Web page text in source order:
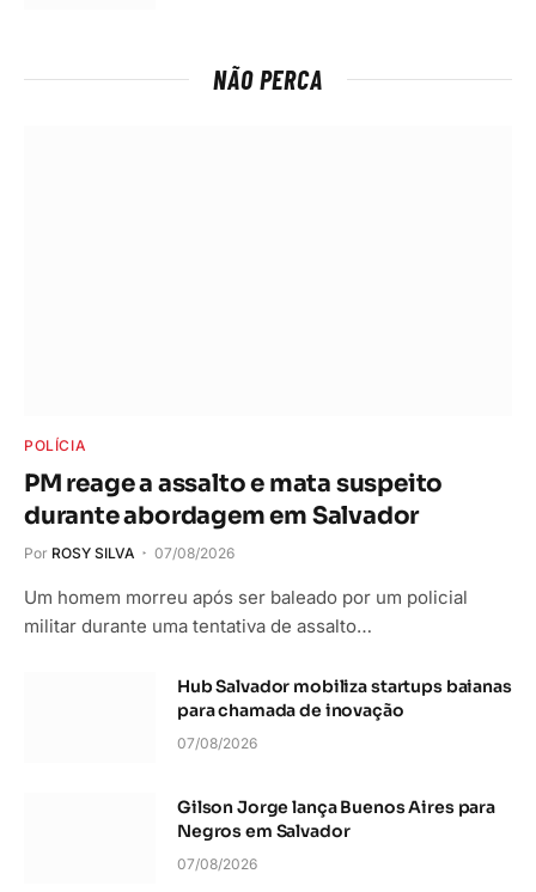
NÃO PERCA
POLÍCIA
PM reage a assalto e mata suspeito
durante abordagem em Salvador
Por ROSY SILVA 07/08/2026
Um homem morreu após ser baleado por um policial
militar durante uma tentativa de assalto…
Hub Salvador mobiliza startups baianas
para chamada de inovação
07/08/2026
Gilson Jorge lança Buenos Aires para
Negros em Salvador
07/08/2026